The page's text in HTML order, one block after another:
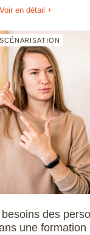
Voir en détail +
des
une formation